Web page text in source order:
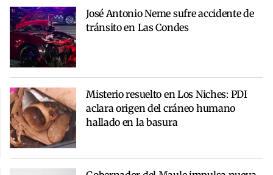
José Antonio Neme sufre accidente de
tránsito en Las Condes
Misterio resuelto en Los Niches: PDI
aclara origen del cráneo humano
hallado en la basura